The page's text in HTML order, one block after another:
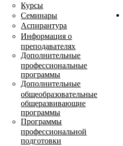
Курсы
Семинары
Аспирантура
Информация о
преподавателях
Дополнительные
профессиональные
программы
Дополнительные
общеобразовательные
общеразвивающие
программы
Программы
профессиональной
подготовки